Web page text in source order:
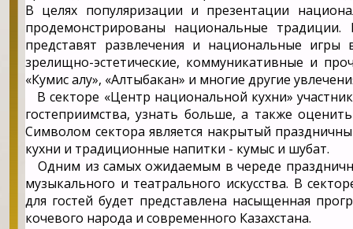
В целях популяризации и презентации
продемонстрированы национальные
представят развлечения и национальные
зрелищно-эстетические, коммуникативные и
«Кумис алу», «Алтыбакан» и многие другие
В секторе «Центр национальной кухни»
гостеприимства, узнать больше, а также
Символом сектора является накрытый
кухни и традиционные напитки - кумыс и шубат.
Одним из самых ожидаемым в череде
музыкального и театрального искусства. В
для гостей будет представлена насыщенная
кочевого народа и современного Казахстана.